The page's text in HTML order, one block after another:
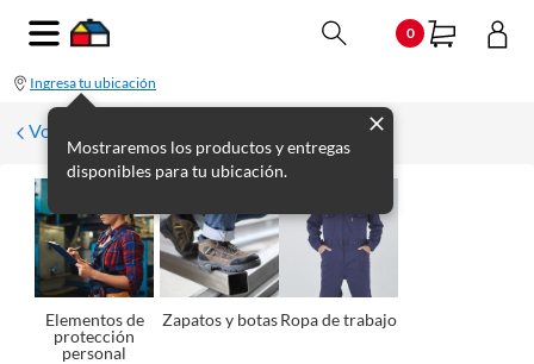
0
Ingresa tu ubicación
Mostraremos los productos y entregas
disponibles para tu ubicación.
Volver a Seguridad
Elementos de
protección
personal
Zapatos y botas Ropa de trabajo